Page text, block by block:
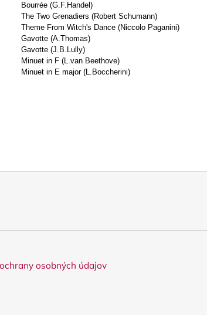
Bourrée (G.F.Handel)
The Two Grenadiers (Robert Schumann)
Theme From Witch's Dance (Niccolo Paganini)
Gavotte (A.Thomas)
Gavotte (J.B.Lully)
Minuet in F (L.van Beethove)
Minuet in E major (L.Boccherini)
osobných údajov